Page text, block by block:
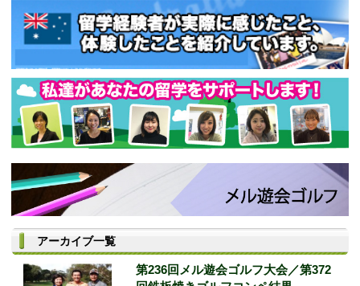
アーカイブ一覧
第236回メル遊会ゴルフ大会／第372